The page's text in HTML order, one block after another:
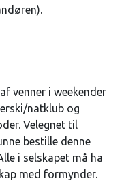
venner i weekender
natklub og
Velegnet til
bestille denne
i selskapet må ha
med formynder.